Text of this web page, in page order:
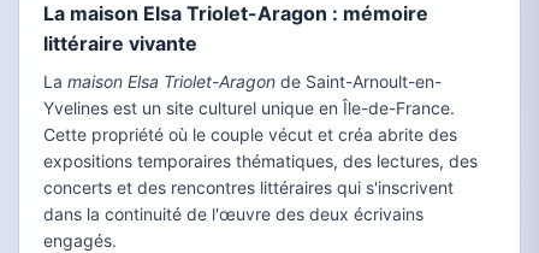
La maison Elsa Triolet-Aragon : mémoire
littéraire vivante
La maison Elsa Triolet-Aragon de Saint-Arnoult-en-
Yvelines est un site culturel unique en Île-de-France.
Cette propriété où le couple vécut et créa abrite des
expositions temporaires thématiques, des lectures, des
concerts et des rencontres littéraires qui s'inscrivent
dans la continuité de l'œuvre des deux écrivains
engagés.